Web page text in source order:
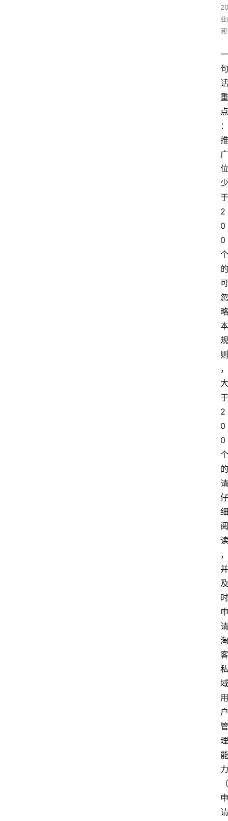
一
句
话
重
点
：
推
广
位
少
于
2
0
0
个
的
可
忽
略
本
规
则
，
大
于
2
0
0
个
的
请
仔
细
阅
读
，
并
及
时
申
请
淘
客
私
域
用
户
管
理
能
力
（
申
请